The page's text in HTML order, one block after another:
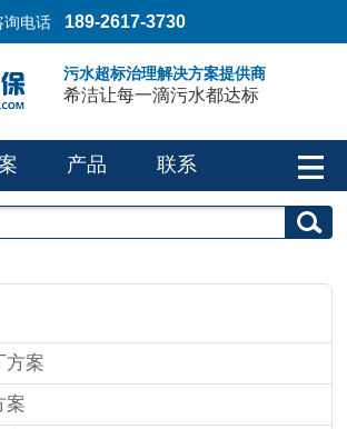
询电话 189-2617-3730
污水超标治理解决方案提供商
希洁让每一滴污水都达标
产品 联系
方案
案